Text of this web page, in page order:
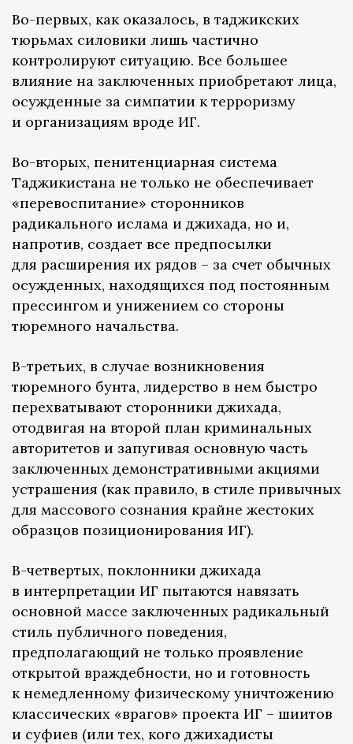
Во-первых, как оказалось, в таджикских
тюрьмах силовики лишь частично
контролируют ситуацию. Все большее
влияние на заключенных приобретают лица,
осужденные за симпатии к терроризму
и организациям вроде ИГ.
Во-вторых, пенитенциарная система
Таджикистана не только не обеспечивает
«перевоспитание» сторонников
радикального ислама и джихада, но и,
напротив, создает все предпосылки
для расширения их рядов – за счет обычных
осужденных, находящихся под постоянным
прессингом и унижением со стороны
тюремного начальства.
В-третьих, в случае возникновения
тюремного бунта, лидерство в нем быстро
перехватывают сторонники джихада,
отодвигая на второй план криминальных
авторитетов и запугивая основную часть
заключенных демонстративными акциями
устрашения (как правило, в стиле привычных
для массового сознания крайне жестоких
образцов позиционирования ИГ).
В-четвертых, поклонники джихада
в интерпретации ИГ пытаются навязать
основной массе заключенных радикальный
стиль публичного поведения,
предполагающий не только проявление
открытой враждебности, но и готовность
к немедленному физическому уничтожению
классических «врагов» проекта ИГ – шиитов
и суфиев (или тех, кого джихадисты